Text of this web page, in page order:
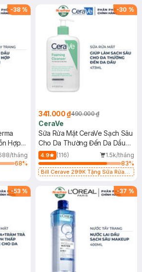
-38 %
Hợp
tháng
68%
-30 %
341.000 ₫490.000 ₫
CeraVe
Sữa Rửa Mặt CeraVe Sạch Sâu
Cho Da Thường Đến Da Dầu
473ml
4.9 (116)
1.5k/tháng
83%
Bill Cerave 299K Tặng Sữa Rửa
-53 % -37 %